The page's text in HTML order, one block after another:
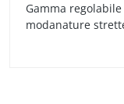
Gamma
modanature